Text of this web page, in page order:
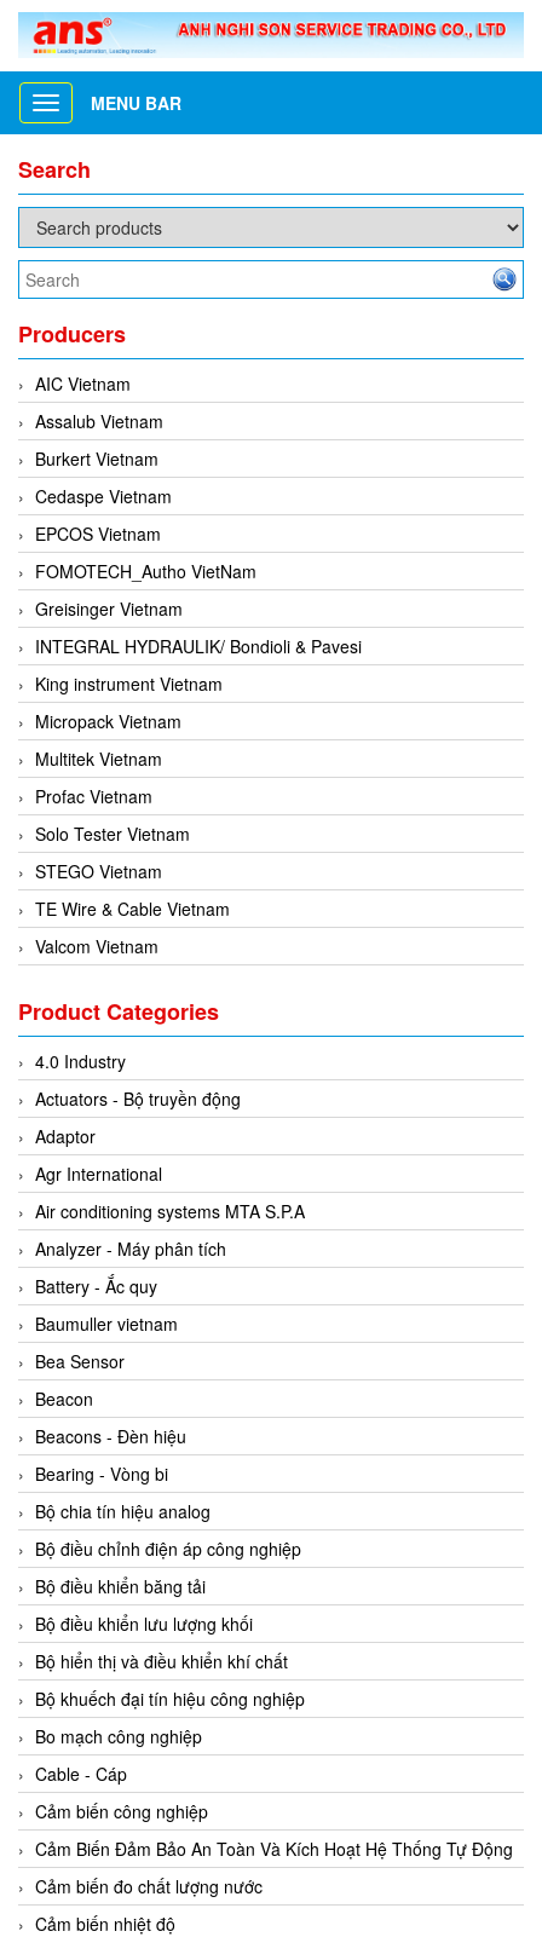
Toggle
navigation
MENU BAR
Search
Producers
AIC Vietnam
Assalub Vietnam
Burkert Vietnam
Cedaspe Vietnam
EPCOS Vietnam
FOMOTECH_Autho VietNam
Greisinger Vietnam
INTEGRAL HYDRAULIK/ Bondioli & Pavesi
King instrument Vietnam
Micropack Vietnam
Multitek Vietnam
Profac Vietnam
Solo Tester Vietnam
STEGO Vietnam
TE Wire & Cable Vietnam
Valcom Vietnam
3CTEST Vietnam
4B VietNam Vietnam
ABB Vietnam
AC Infinity Vietnam
AC&E Telecommunications
AC&T Vietnam
Accepta Vietnam
ACCUMAC Vietnam
AccuWeb Vietnam
Acey
ACOEM Vietnam
ADCA Vietnam
ADFweb Vietnam
Adler Vietnam
Ados Vietnam
Advanced Energy Vietnam
Advantech Vietnam
Agate Vietnam
AGR International Vietnam
Aichi Tokei Denki Vietnam
Aii Vietnam
AIKOH
AINUO Vietnam
AIR MAJOR
Aira Euro Automation
Product Categories
4.0 Industry
Actuators - Bộ truyền động
Adaptor
Agr International
Air conditioning systems MTA S.P.A
Analyzer - Máy phân tích
Battery - Ắc quy
Baumuller vietnam
Bea Sensor
Beacon
Beacons - Đèn hiệu
Bearing - Vòng bi
Bộ chia tín hiệu analog
Bộ điều chỉnh điện áp công nghiệp
Bộ điều khiển băng tải
Bộ điều khiển lưu lượng khối
Bộ hiển thị và điều khiển khí chất
Bộ khuếch đại tín hiệu công nghiệp
Bo mạch công nghiệp
Cable - Cáp
Cảm biến công nghiệp
Cảm Biến Đảm Bảo An Toàn Và Kích Hoạt Hệ Thống Tự Động
Cảm biến đo chất lượng nước
Cảm biến nhiệt độ